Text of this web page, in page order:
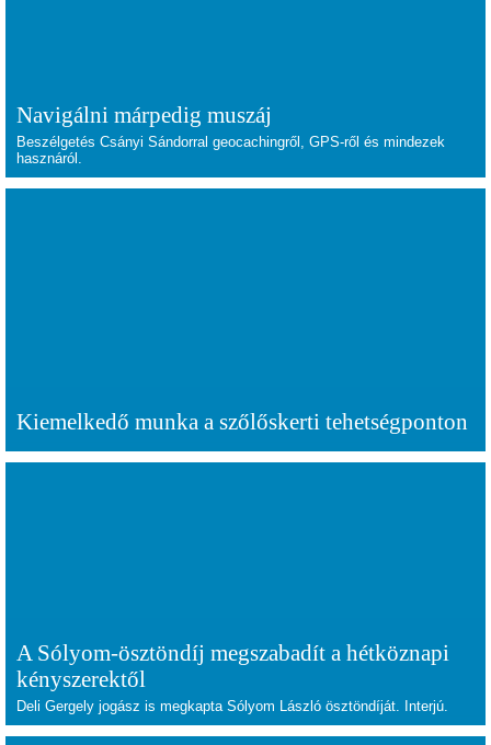
Navigálni márpedig muszáj
Beszélgetés Csányi Sándorral geocachingről, GPS-ről és mindezek
hasznáról.
Kiemelkedő munka a szőlőskerti tehetségponton
A Sólyom-ösztöndíj megszabadít a hétköznapi
kényszerektől
Deli Gergely jogász is megkapta Sólyom László ösztöndíját. Interjú.